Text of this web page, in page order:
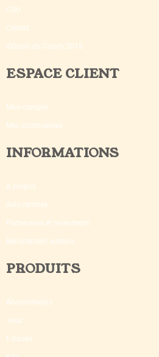
CGU
Crédits
©Outils du Coach 2018
ESPACE CLIENT
Mon compte
Mes commandes
INFORMATIONS
A propos
Avis certifiés
Partenaires et revendeurs
Recrutement auteurs
PRODUITS
Abonnements
Jeux
E-books